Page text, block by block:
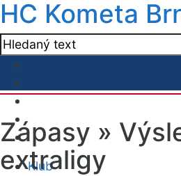
HC Kometa
Klub
Zápasy »
extraligy